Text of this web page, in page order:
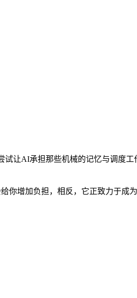
让AI承担那些机械的记忆与调度
你增加负担，相反，它正致力于